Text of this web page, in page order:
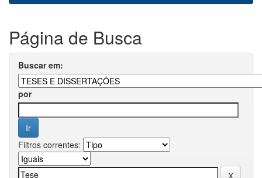
Página de Busca
Buscar em:
por
Filtros correntes: